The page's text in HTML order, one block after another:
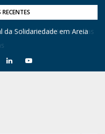
no Festival de Inverno das
Solidariedade em Areia